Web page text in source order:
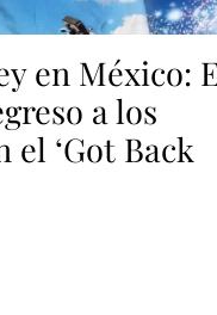
en México:
a los
el ‘Got Back